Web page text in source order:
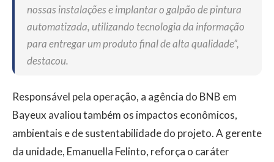
nossas instalações e implantar o galpão de pintura
automatizada, utilizando tecnologia da informação
para entregar um produto final de alta qualidade”,
destacou.
Responsável pela operação, a agência do BNB em
Bayeux avaliou também os impactos econômicos,
ambientais e de sustentabilidade do projeto. A gerente
da unidade, Emanuella Felinto, reforça o caráter